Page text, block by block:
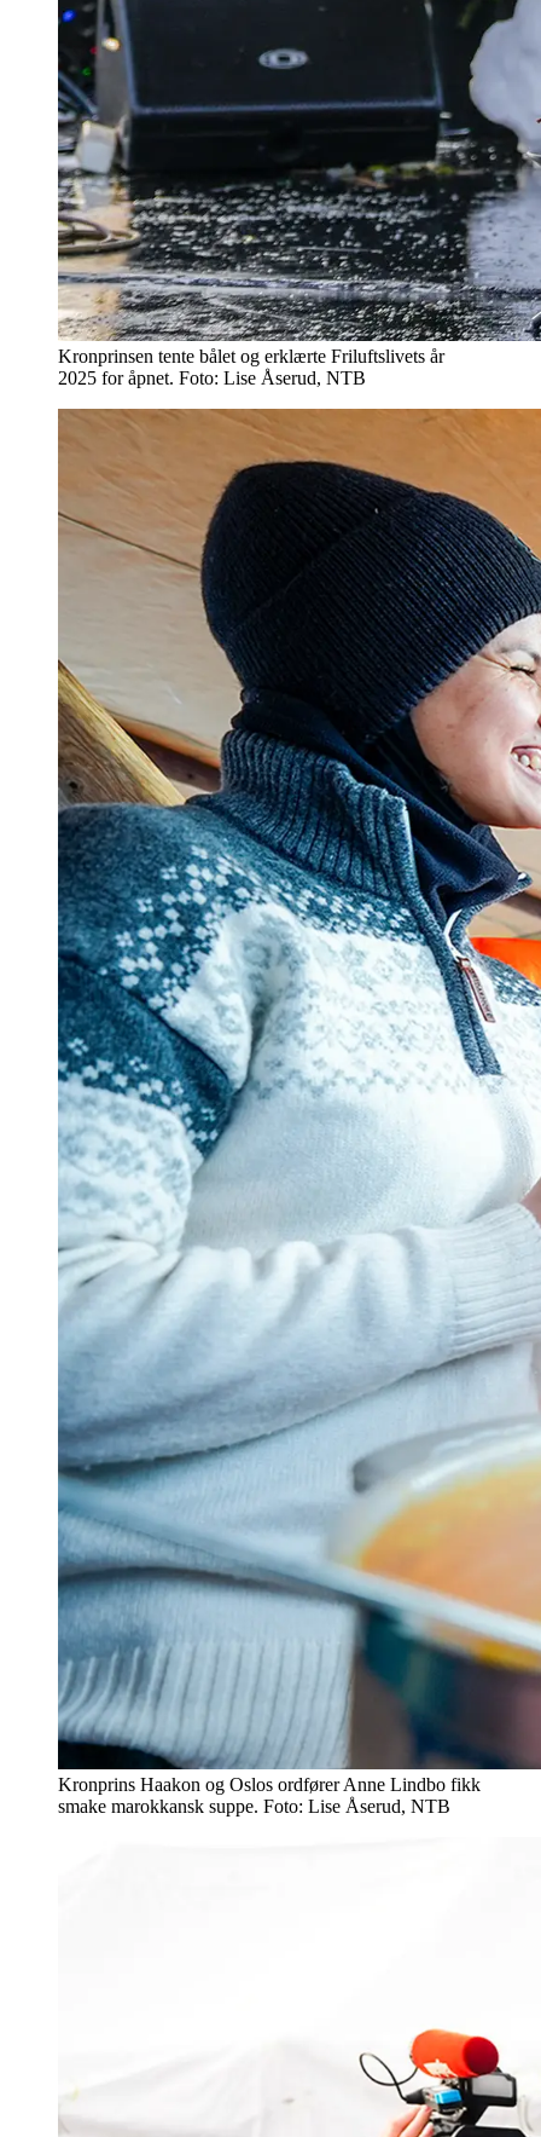
Kronprinsen tente bålet og erklærte Friluftslivets år
2025 for åpnet. Foto: Lise Åserud, NTB
Kronprins Haakon og Oslos ordfører Anne Lindbo fikk
smake marokkansk suppe. Foto: Lise Åserud, NTB